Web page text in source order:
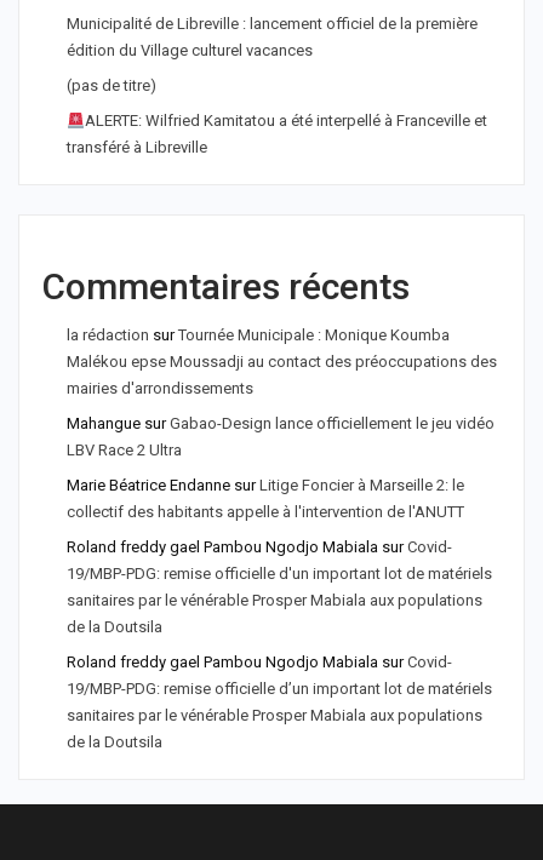
Municipalité de Libreville : lancement officiel de la première
édition du Village culturel vacances
(pas de titre)
ALERTE: Wilfried Kamitatou a été interpellé à Franceville et
transféré à Libreville
Commentaires récents
la rédaction surTournée Municipale : Monique Koumba
Malékou epse Moussadji au contact des préoccupations des
mairies d'arrondissements
Mahangue surGabao-Design lance officiellement le jeu vidéo
LBV Race 2 Ultra
Marie Béatrice Endanne surLitige Foncier à Marseille 2: le
collectif des habitants appelle à l'intervention de l'ANUTT
Roland freddy gael Pambou Ngodjo Mabiala surCovid-
19/MBP-PDG: remise officielle d'un important lot de matériels
sanitaires par le vénérable Prosper Mabiala aux populations
de la Doutsila
Roland freddy gael Pambou Ngodjo Mabiala surCovid-
19/MBP-PDG: remise officielle d’un important lot de matériels
sanitaires par le vénérable Prosper Mabiala aux populations
de la Doutsila